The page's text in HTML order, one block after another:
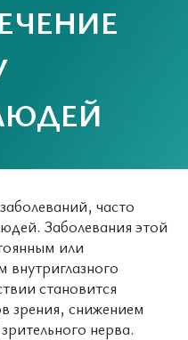
часто
Заболевания этой
или
становится
зрения, снижением
нерва.